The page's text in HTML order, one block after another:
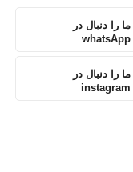
ما را دنبال در
whatsApp
ما را دنبال در
instagram